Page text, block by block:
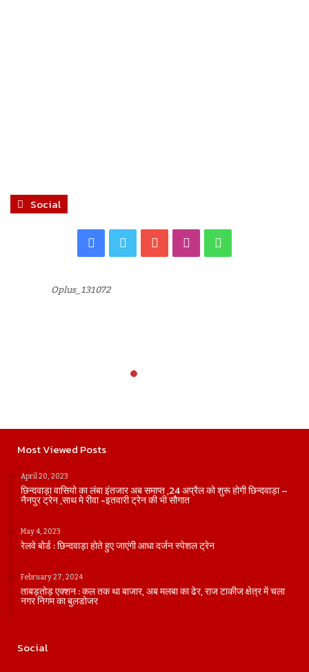
Social
Facebook
Twitter YouTubeInstagram
Oplus_131072
Most Viewed Posts
April 20, 2023
छिन्दवाड़ा वासियो का लंबा इंतजार अब समाप्त ,24 अप्रैल को शुरू होगी छिन्दवाड़ा –
नैनपुर ट्रेन ,साथ मे रीवा -इतवारी ट्रेन की भी सौगात
May 4, 2023
रेलवे बोर्ड : छिन्दवाड़ा होते हुए जाएंगी आधा दर्जन स्पेशल ट्रेन
February 27, 2024
ताबड़तोड़ एक्शन : कल तक था बाजार, अब मलबा का ढेर, राज टाकीज क्षेत्र में चला
नगर निगम का बुलडोजर
Social